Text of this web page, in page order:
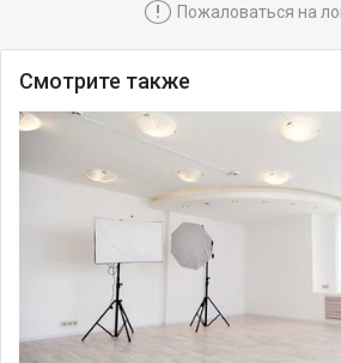
! Пожаловаться на
Смотрите также